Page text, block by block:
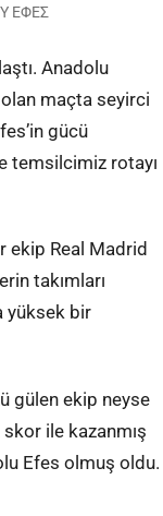
ΕΦΕΣ
Anadolu
olan maçta seyirci
gücü
temsilcimiz rotayı
ekip Real Madrid
takımları
yüksek bir
gülen ekip neyse
ile kazanmış
Efes olmuş oldu.